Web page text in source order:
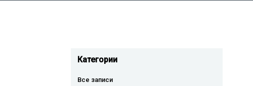
Категории
Все записи